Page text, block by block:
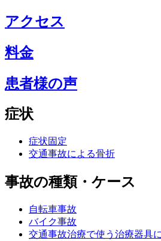
アクセス
料金
患者様の声
症状
症状固定
交通事故による骨折
事故の種類・ケース
自転車事故
バイク事故
交通事故治療で使う治療器具